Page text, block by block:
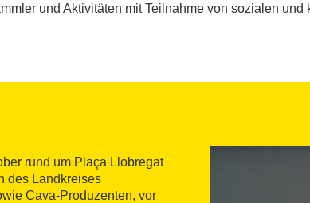
und Aktivitäten mit Teilnahme von sozialen und
rund um Plaça Llobregat
des Landkreises
Cava-Produzenten, vor